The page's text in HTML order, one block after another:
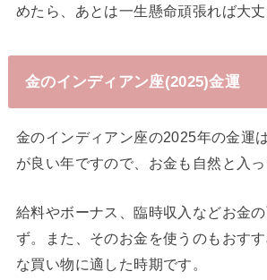
めたら、あとは一生懸命頑張れば大丈
金のインディアン座(2025)金運
金のインディアン座の2025年の金運
が良い年ですので、お金も自然と入っ
給料やボーナス、臨時収入などお金
ず。また、そのお金を使うのもおす
な買い物に適した時期です。